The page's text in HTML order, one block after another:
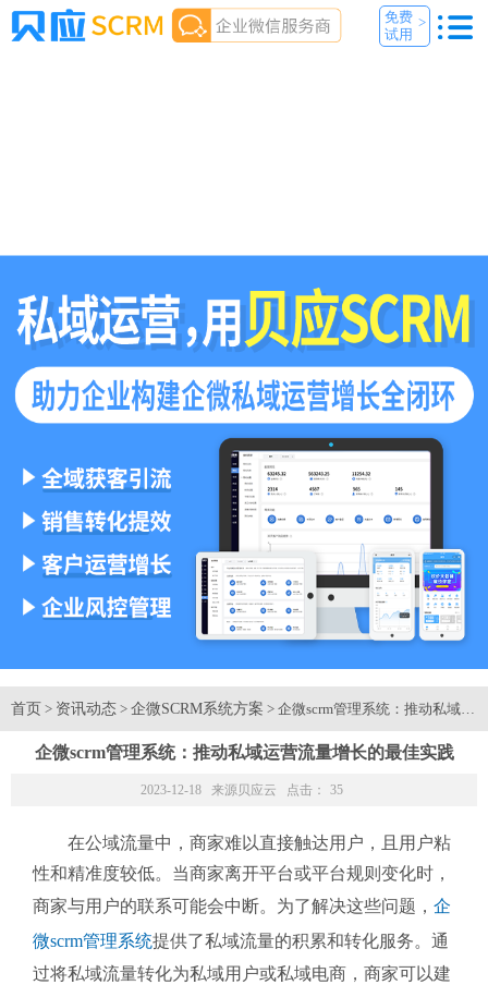
免费
试用
>
首页 > 资讯动态 > 企微SCRM系统方案 > 企微scrm管理系统：推动私域运
企微scrm管理系统：推动私域运营流量增长的最佳实践
2023-12-18 来源贝应云 点击： 35
在公域流量中，商家难以直接触达用户，且用户粘
性和精准度较低。当商家离开平台或平台规则变化时，
商家与用户的联系可能会中断。为了解决这些问题， 企
微scrm管理系统提供了私域流量的积累和转化服务。通
过将私域流量转化为私域用户或私域电商，商家可以建